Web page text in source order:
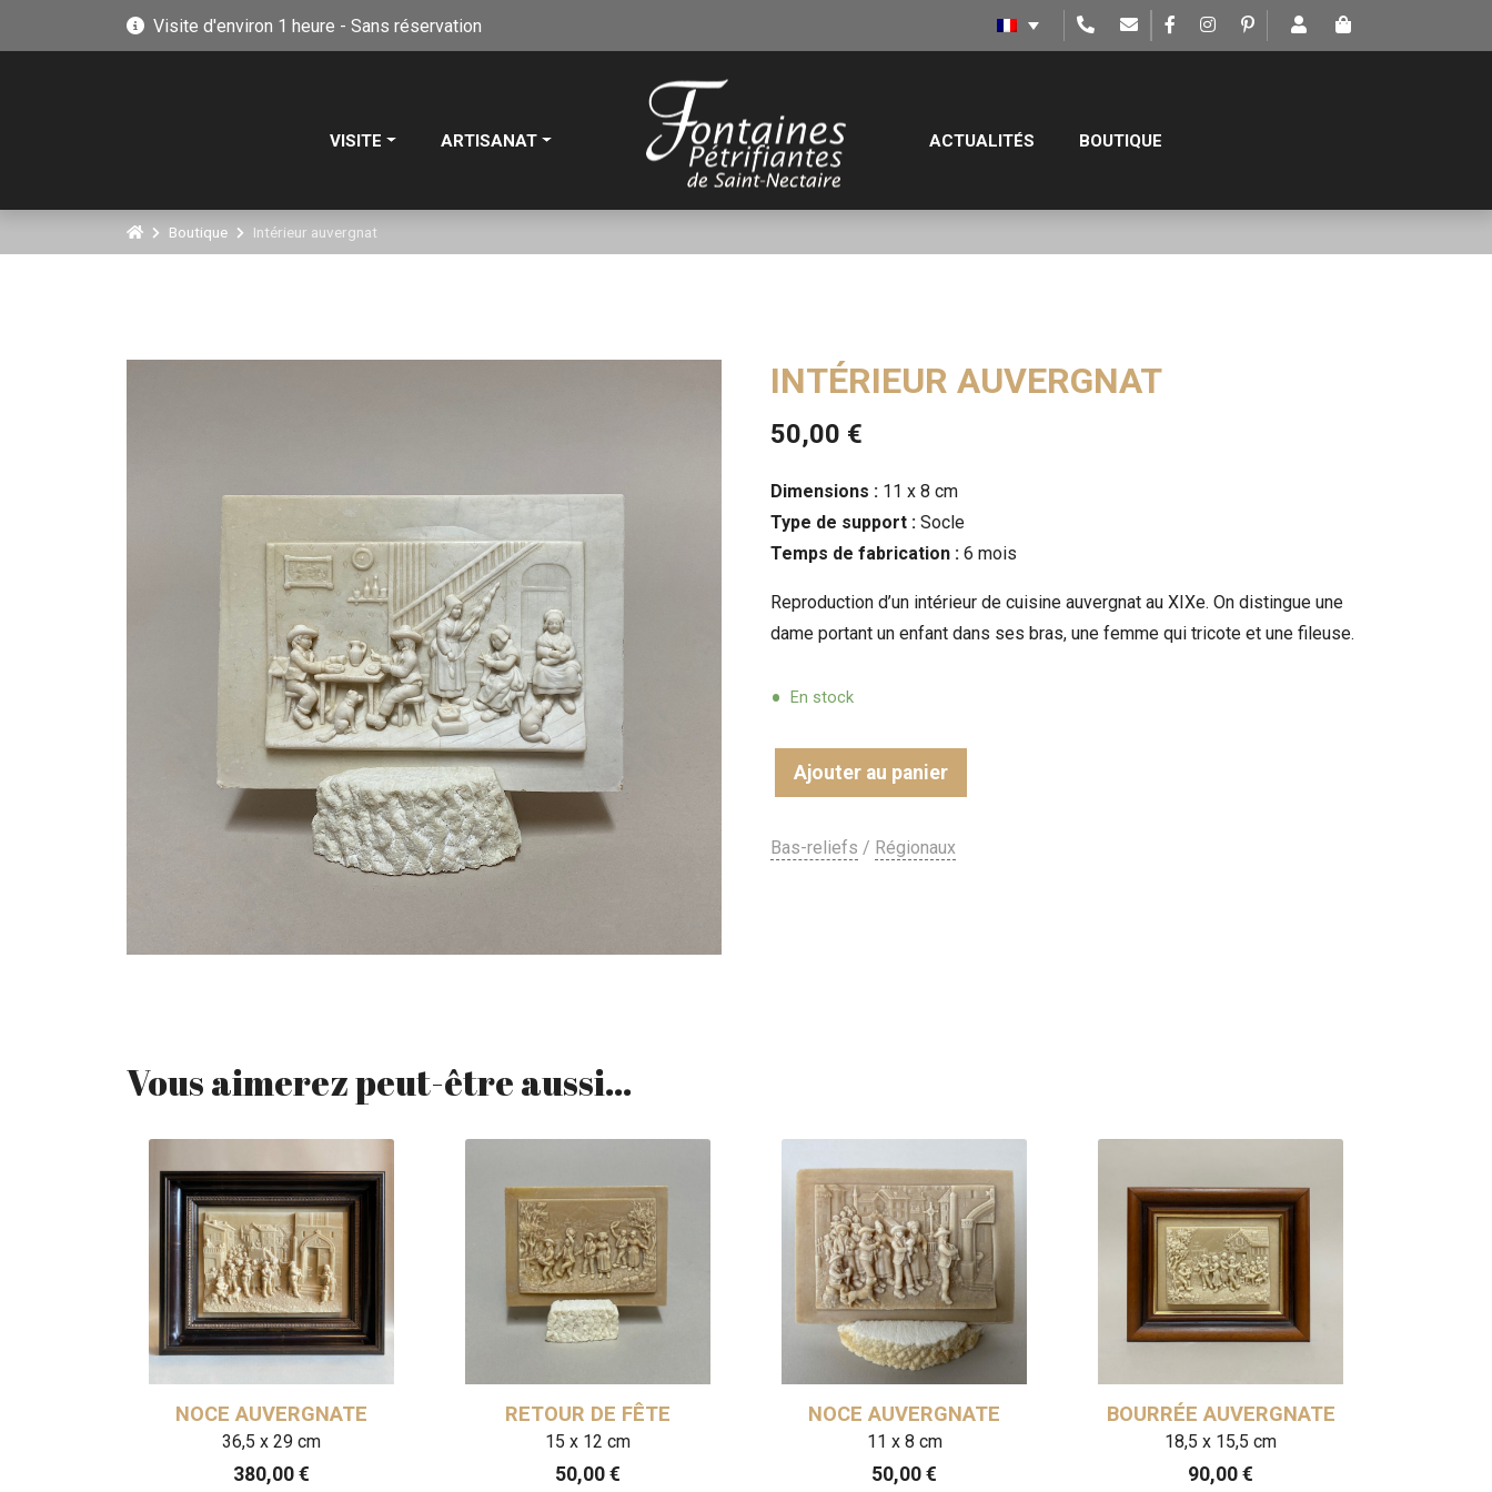
Visite d'environ 1 heure - Sans réservation
VISITE ARTISANAT ACTUALITÉS BOUTIQUE
Boutique Intérieur auvergnat
INTÉRIEUR AUVERGNAT
50,00 €
Dimensions : 11 x 8 cm
Type de support :Socle
Temps de fabrication :6 mois
Reproduction d’un intérieur de cuisine auvergnat au XIXe. On distingue une
dame portant un enfant dans ses bras, une femme qui tricote et une fileuse.
En stock
Ajouter au panier
Bas-reliefs / Régionaux
Vous aimerez peut-être aussi…
NOCE AUVERGNATE
36,5 x 29 cm
380,00 €
RETOUR DE FÊTE
15 x 12 cm
50,00 €
NOCE AUVERGNATE
11 x 8 cm
50,00 €
BOURRÉE AUVERGNATE
18,5 x 15,5 cm
90,00 €